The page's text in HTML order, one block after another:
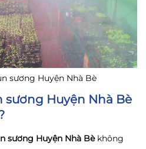
sương Huyện Nhà Bè
sương Huyện Nhà Bè
sương Huyện Nhà Bèkhông